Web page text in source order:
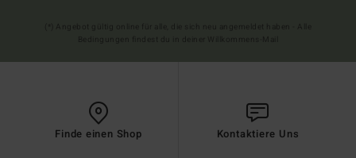
Finde einen Shop Kontaktiere Uns